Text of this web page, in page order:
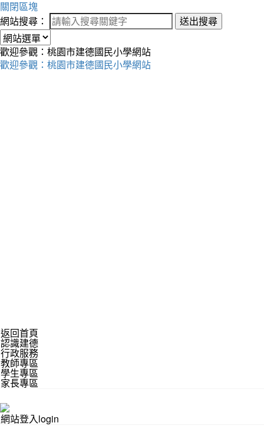
關閉區塊
網站搜尋：
送出搜尋
歡迎參觀：桃園市建德國民小學網站
歡迎參觀：桃園市建德國民小學網站
返回首頁
認識建德
行政服務
教師專區
學生專區
家長專區
網站登入login